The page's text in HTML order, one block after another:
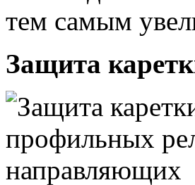
тем самым
Защита